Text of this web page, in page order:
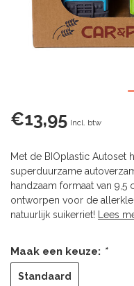
€13,95 Incl. btw
Met de BIOplastic Autoset
superduurzame
handzaam formaat van 9,5
ontworpen voor de
natuurlijk suikerriet!
Lees
Maak een keuze: *
Standaard